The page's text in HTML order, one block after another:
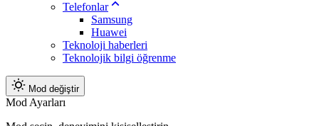
Telefonlar
Samsung
Huawei
Teknoloji haberleri
Teknolojik bilgi öğrenme
Mod değiştir
Mod Ayarları